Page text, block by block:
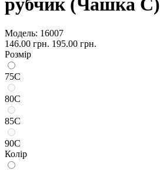
рубчик (Чашка С)
Модель: 16007
146.00 грн. 195.00 грн.
Розмір
75С
80С
85С
90С
Колір